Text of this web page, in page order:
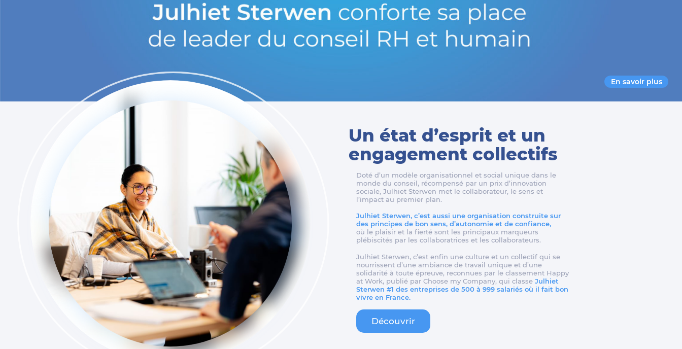
En savoir plus
Un état d’esprit et un
engagement collectifs
Doté d’un modèle organisationnel et social unique dans le
monde du conseil, récompensé par un prix d’innovation
sociale, Julhiet Sterwen met le collaborateur, le sens et
l’impact au premier plan.
Julhiet Sterwen, c’est aussi une organisation construite sur
des principes de bon sens, d’autonomie et de confiance,
où le plaisir et la fierté sont les principaux marqueurs
plébiscités par les collaboratrices et les collaborateurs.
Julhiet Sterwen, c’est enfin une culture et un collectif qui se
nourrissent d’une ambiance de travail unique et d’une
solidarité à toute épreuve, reconnues par le classement Happy
at Work, publié par Choose my Company, qui classe Julhiet
Sterwen #1 des entreprises de 500 à 999 salariés où il fait bon
vivre en France.
Découvrir